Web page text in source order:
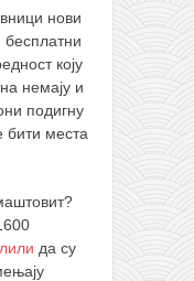
нови
коју
немају и
подигну
бити места
да су